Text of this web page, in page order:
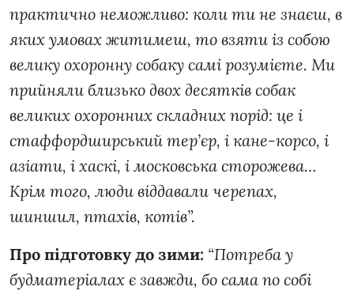
практично неможливо: коли ти не знаєш, в
яких умовах житимеш, то взяти із собою
велику охоронну собаку самі розумієте. Ми
прийняли близько двох десятків собак
великих охоронних складних порід: це і
стаффордширський тер’єр, і кане-корсо, і
азіати, і хаскі, і московська сторожева…
Крім того, люди віддавали черепах,
шиншил, птахів, котів”.
Про підготовку до зими: “Потреба у
будматеріалах є завжди, бо сама по собі